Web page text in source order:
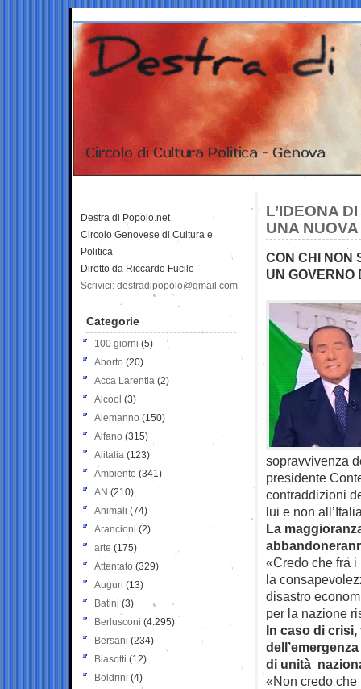
L’IDEONA
UNA
CON CHI NON
UN GOVERNO
sopravvivenza
presidente
contraddizioni
lui e non
La
«Credo che fra
la
disastro
per la nazione
In caso di
di unità
«Non credo che
Destra di Popolo.net
Circolo Genovese di Cultura e
Politica
Diretto da Riccardo Fucile
Scrivici: destradipopolo@gmail.com
Categorie
100 giorni (5)
Aborto (20)
Acca Larentia (2)
Alcool (3)
Alemanno (150)
Alfano (315)
Alitalia (123)
Ambiente (341)
AN (210)
Animali (74)
Arancioni (2)
arte (175)
Attentato (329)
Auguri (13)
Batini (3)
Berlusconi (4.295)
Bersani (234)
Biasotti (12)
Boldrini (4)